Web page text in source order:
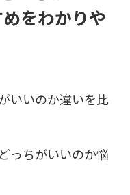
をわかりや
いいのか違いを比
っちがいいのか悩